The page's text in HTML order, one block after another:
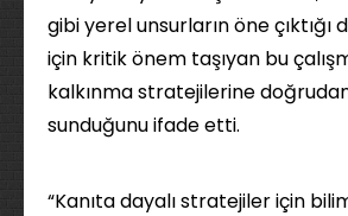
gibi yerel unsurların öne çıktığı
için kritik önem taşıyan bu
kalkınma stratejilerine
sunduğunu ifade etti.
“Kanıta dayalı stratejiler için